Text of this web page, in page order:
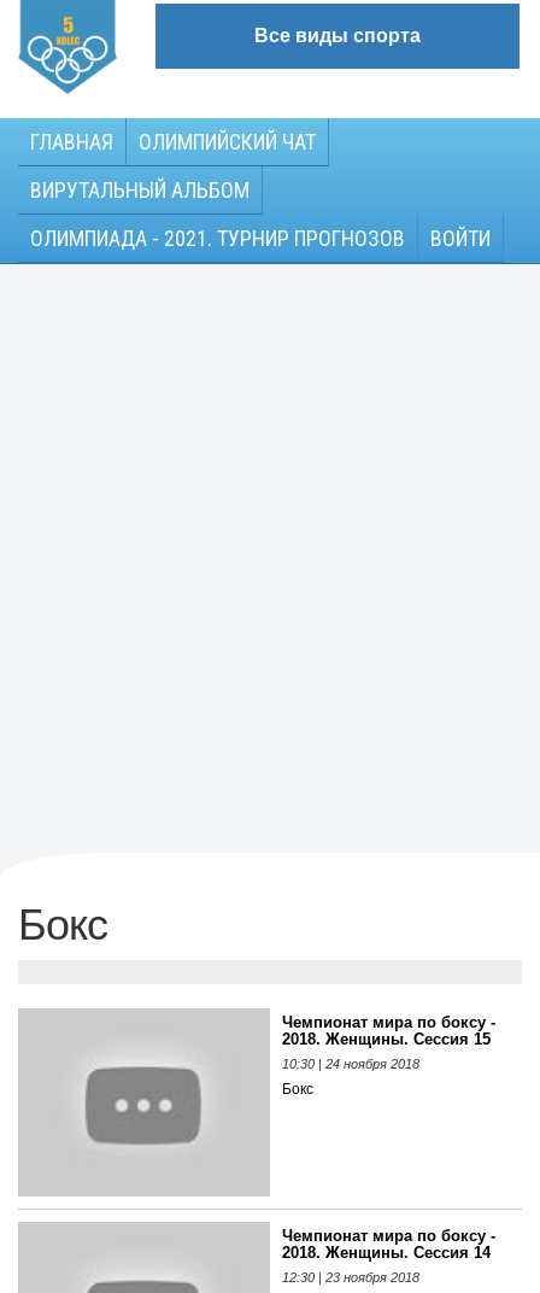
Все виды спорта
ГЛАВНАЯ
ОЛИМПИЙСКИЙ ЧАТ
ВИРУТАЛЬНЫЙ АЛЬБОМ
ОЛИМПИАДА - 2021. ТУРНИР ПРОГНОЗОВ
ВОЙТИ
Бокс
Чемпионат мира по боксу -
2018. Женщины. Сессия 15
10:30 | 24 ноября 2018
Бокс
Чемпионат мира по боксу -
2018. Женщины. Сессия 14
12:30 | 23 ноября 2018